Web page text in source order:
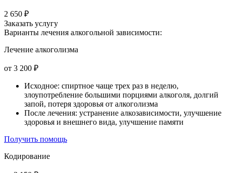
2 650 ₽
Заказать услугу
Варианты лечения алкогольной зависимости:
Лечение алкоголизма
от 3 200 ₽
Исходное: спиртное чаще трех раз в неделю,
злоупотребление большими порциями алкоголя, долгий
запой, потеря здоровья от алкоголизма
После лечения: устранение алкозависимости, улучшение
здоровья и внешнего вида, улучшение памяти
Получить помощь
Кодирование